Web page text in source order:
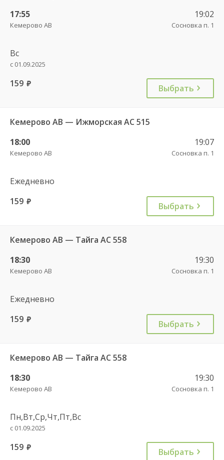
17:55
Кемерово АВ
19:02
Сосновка п. 1
Вс
с 01.09.2025
159 руб. Выбрать
Кемерово АВ — Ижморская АС 515
18:00
Кемерово АВ
19:07
Сосновка п. 1
Ежедневно
159 руб. Выбрать
Кемерово АВ — Тайга АС 558
18:30
Кемерово АВ
19:30
Сосновка п. 1
Ежедневно
159 руб. Выбрать
Кемерово АВ — Тайга АС 558
18:30
Кемерово АВ
19:30
Сосновка п. 1
Пн,Вт,Ср,Чт,Пт,Вс
с 01.09.2025
159 руб. Выбрать